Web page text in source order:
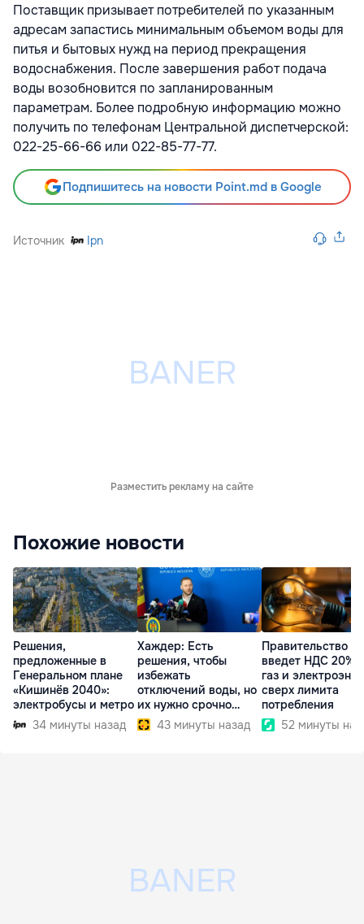
Поставщик призывает потребителей по указанным
адресам запастись минимальным объемом воды для
питья и бытовых нужд на период прекращения
водоснабжения. После завершения работ подача
воды возобновится по запланированным
параметрам. Более подробную информацию можно
получить по телефонам Центральной диспетчерской:
022-25-66-66 или 022-85-77-77.
Подпишитесь на новости Point.md в Google
Источник Ipn
Разместить рекламу на сайте
Похожие новости
Решения,
предложенные в
Генеральном плане
«Кишинёв 2040»:
электробусы и метро
34 минуты назад
Хаждер: Есть
решения, чтобы
избежать
отключений воды, но
их нужно срочно
внедрить
43 минуты назад
Правительство
введет НДС 20%
газ и
сверх лимита
потребления
52 минуты